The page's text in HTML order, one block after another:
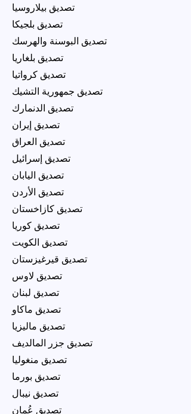
تصديق بيلاروسيا
تصديق بلجيكا
تصديق البوسنة والهرسك
تصديق بلغاريا
تصديق كرواتيا
تصديق جمهورية التشيك
تصديق الدنمارك
تصديق إيران
تصديق العراق
تصديق إسرائيل
تصديق اليابان
تصديق الأردن
تصديق كازاخستان
تصديق كوريا
تصديق الكويت
تصديق قيرغيزستان
تصديق لاوس
تصديق لبنان
تصديق ماكاو
تصديق ماليزيا
تصديق جزر المالديف
تصديق منغوليا
تصديق بورما
تصديق نيبال
تصديق عُمان